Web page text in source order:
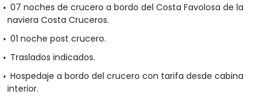
07 noches de crucero a bordo del Costa Favolosa de la
naviera Costa Cruceros.
01 noche post crucero.
Traslados indicados.
Hospedaje a bordo del crucero con tarifa desde cabina
interior.